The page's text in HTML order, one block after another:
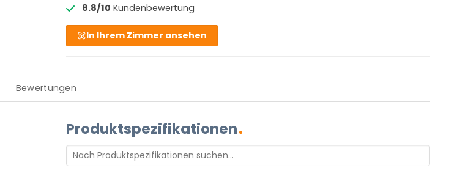
8.8/10 Kundenbewertung
In Ihrem Zimmer ansehen
Bewertungen
Produktspezifikationen